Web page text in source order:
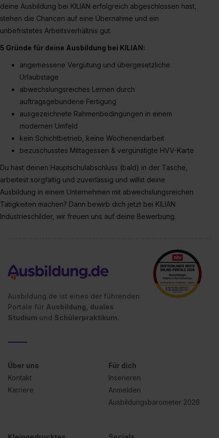
Dienste, ggfs. mit Sitz in den USA, übermittelt werden.
Eine Erlaubnis hierfür kannst du auch später noch im
Einzelfall bei dem jeweiligen Inhalt erteilen. Willst du nur
bestimmte Verwendungszwecke zulassen, triff deine
erlauben“. Die Einwilligung zur Platzierung von Cookies
der Kategorien „Präferenzen“, „Statistiken“ und „Social
Media und Marketing“ umfasst hierbei die Einwilligung
zur Übermittlung deiner Daten in die USA (Art. 49 Abs. 1
S. 1 lit. a) DS-GVO). Die USA verfügen über kein
angemessenes Datenschutzniveau (EuGH – Schrems
II). Du kannst die von dir erteilte Einwilligung jederzeit mit
Wirkung für die Zukunft ganz oder teilweise über unsere
Datenschutzerklärung unter dem Punkt „Datenschutz-
Einstellungen“ widerrufen. Weitere Informationen zu den
einzelnen Cookies findest du durch Klick auf „Details
zeigen“. Weitere Informationen: Datenschutzerklärung
deine Ausbildung bei KILIAN erfolgreich abgeschlossen hast,
stehen die Chancen auf eine Übernahme und ein
unbefristetes Arbeitsverhältnis gut.
5 Gründe für deine Ausbildung bei KILIAN:
angemessene Vergütung und übergesetzliche
Urlaubstage
abwechslungsreiches Lernen durch
auftragsgebundene Fertigung
ausgezeichnete Rahmenbedingungen in einem
modernen Umfeld
kein Schichtbetrieb, keine Wochenendarbeit
bezuschusstes Mittagessen & vergünstigte HVV-Karte
Du hast deinen Hauptschulabschluss (bald) in der Tasche,
arbeitest sorgfältig und zuverlässig und willst deine
Ausbildung in einem Unternehmen mit abwechslungsreichen
Tätigkeiten machen? Dann bewirb dich jetzt bei KILIAN
Industrieschilder, wir freuen uns auf deine Bewerbung.
Ausbildung.de ist eines der führenden
Portale für Ausbildung, duales
Studium und Schülerpraktikum.
Über uns
Kontakt
Karriere
Für dich
Inserieren
Anmelden
Ausbildungsbarometer 2026